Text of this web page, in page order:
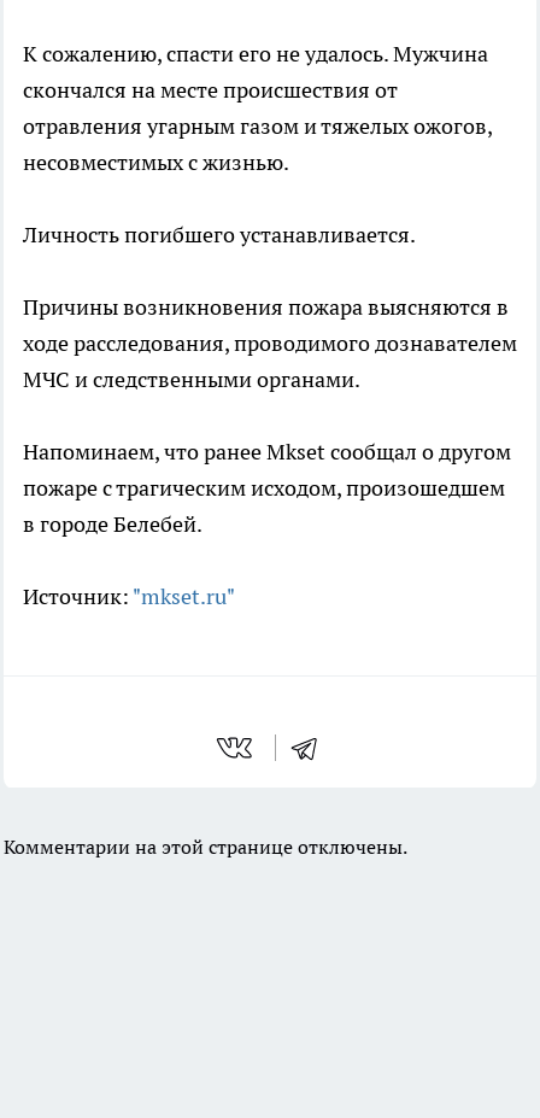
К сожалению, спасти его не удалось. Мужчина
скончался на месте происшествия от
отравления угарным газом и тяжелых ожогов,
несовместимых с жизнью.
Личность погибшего устанавливается.
Причины возникновения пожара выясняются в
ходе расследования, проводимого дознавателем
МЧС и следственными органами.
Напоминаем, что ранее Mkset сообщал о другом
пожаре с трагическим исходом, произошедшем
в городе Белебей.
Источник: "mkset.ru"
Комментарии на этой странице отключены.